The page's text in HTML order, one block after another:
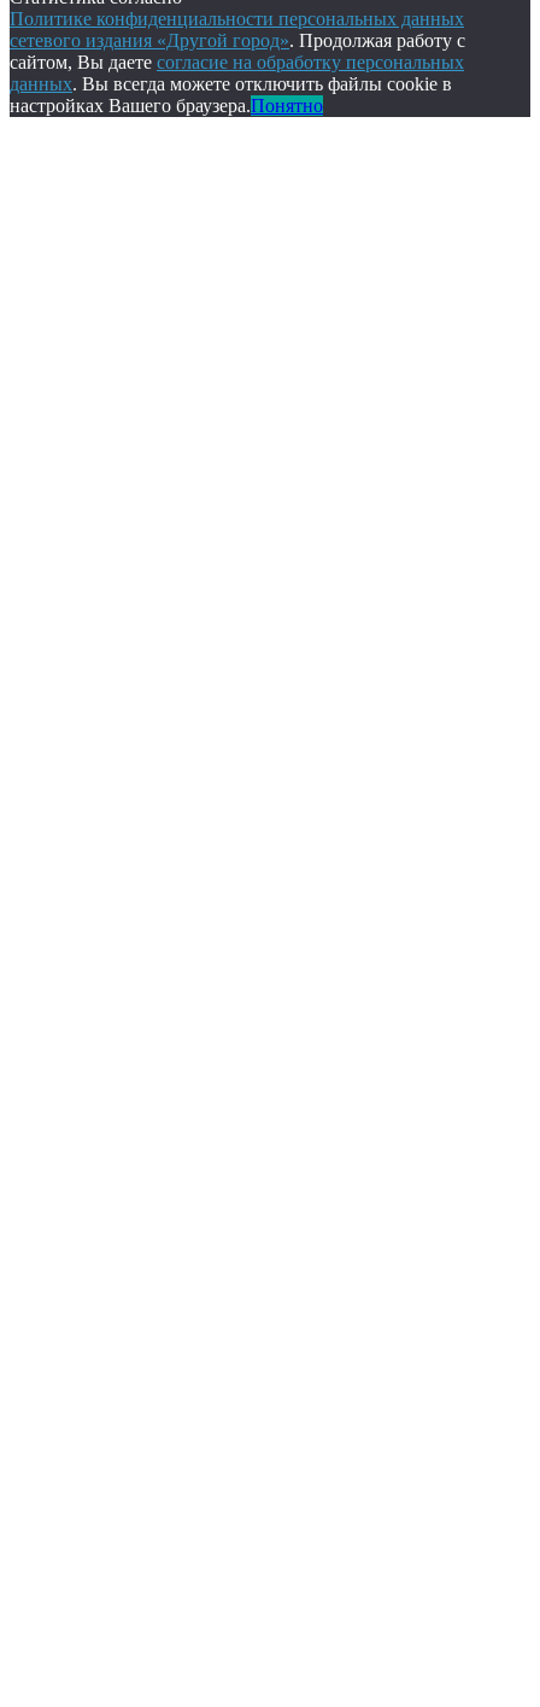
Политике конфиденциальности персональных данных
сетевого издания «Другой город». Продолжая работу с
сайтом, Вы даете согласие на обработку персональных
данных. Вы всегда можете отключить файлы cookie в
настройках Вашего браузера.Понятно